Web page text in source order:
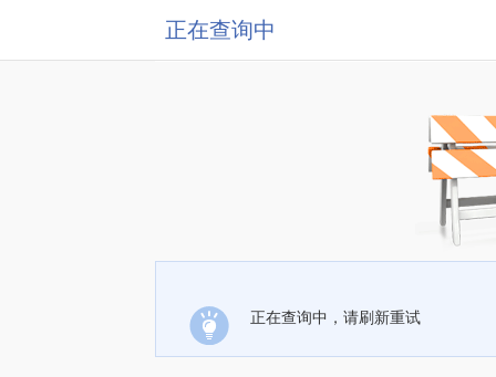
正在查询中
正在查询中，请刷新重试